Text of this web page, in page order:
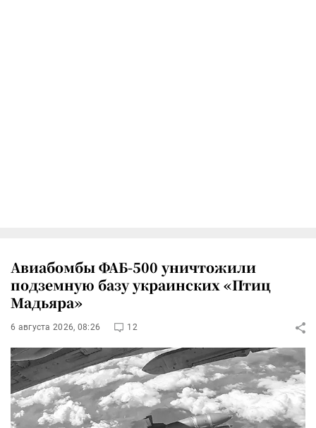
Авиабомбы ФАБ-500 уничтожили
подземную базу украинских «Птиц
Мадьяра»
6 августа 2026, 08:26 12